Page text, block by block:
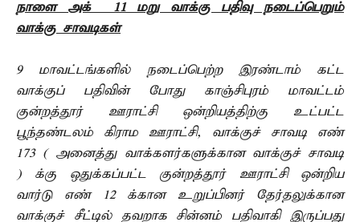
நாளை அக் – 11 மறு வாக்கு பதிவு நடைப்பெறும்
வாக்கு சாவடிகள்
9 மாவட்டங்களில் நடைப்பெற்ற இரண்டாம் கட்ட
வாக்குப் பதிவின் போது காஞ்சிபுரம் மாவட்டம்
குன்றத்தூர் ஊராட்சி ஒன்றியத்திற்கு உட்பட்ட
பூந்தண்டலம் கிராம ஊராட்சி, வாக்குச் சாவடி எண்
173 ( அனைத்து வாக்களர்களுக்கான வாக்குச் சாவடி
) க்கு ஒதுக்கப்பட்ட குன்றத்தூர் ஊராட்சி ஒன்றிய
வார்டு எண் 12 க்கான உறுப்பினர் தேர்தலுக்கான
வாக்குச் சீட்டில் தவறாக சின்னம் பதிவாகி இருப்பது